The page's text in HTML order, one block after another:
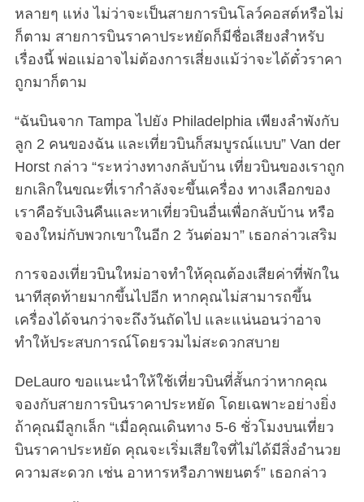
หลายๆ แห่ง ไม่ว่าจะเป็นสายการบินโลว์คอสต์หรือไม่
ก็ตาม สายการบินราคาประหยัดก็มีชื่อเสียงสำหรับ
เรื่องนี้ พ่อแม่อาจไม่ต้องการเสี่ยงแม้ว่าจะได้ตั๋วราคา
ถูกมาก็ตาม
“ฉันบินจาก Tampa ไปยัง Philadelphia เพียงลำพังกับ
ลูก 2 คนของฉัน และเที่ยวบินก็สมบูรณ์แบบ” Van der
Horst กล่าว “ระหว่างทางกลับบ้าน เที่ยวบินของเราถูก
ยกเลิกในขณะที่เรากำลังจะขึ้นเครื่อง ทางเลือกของ
เราคือรับเงินคืนและหาเที่ยวบินอื่นเพื่อกลับบ้าน หรือ
จองใหม่กับพวกเขาในอีก 2 วันต่อมา” เธอกล่าวเสริม
การจองเที่ยวบินใหม่อาจทำให้คุณต้องเสียค่าที่พักใน
นาทีสุดท้ายมากขึ้นไปอีก หากคุณไม่สามารถขึ้น
เครื่องได้จนกว่าจะถึงวันถัดไป และแน่นอนว่าอาจ
ทำให้ประสบการณ์โดยรวมไม่สะดวกสบาย
DeLauro ขอแนะนำให้ใช้เที่ยวบินที่สั้นกว่าหากคุณ
จองกับสายการบินราคาประหยัด โดยเฉพาะอย่างยิ่ง
ถ้าคุณมีลูกเล็ก “เมื่อคุณเดินทาง 5-6 ชั่วโมงบนเที่ยว
บินราคาประหยัด คุณจะเริ่มเสียใจที่ไม่ได้มีสิ่งอำนวย
ความสะดวก เช่น อาหารหรือภาพยนตร์” เธอกล่าว